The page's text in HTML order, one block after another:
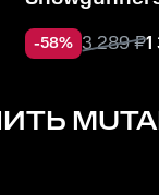
-58% 3 289₽1